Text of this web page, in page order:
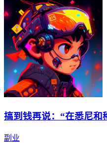
搞到钱再说：“在悉尼和
副业